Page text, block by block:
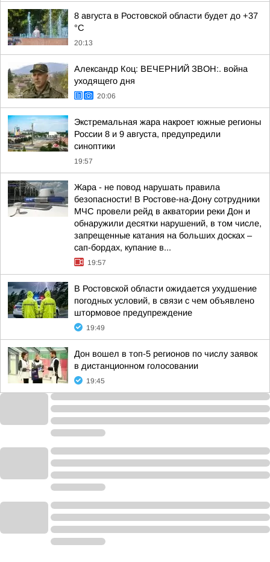
8 августа в Ростовской области будет до +37
°C
20:13
Александр Коц: ВЕЧЕРНИЙ ЗВОН:. война
уходящего дня
20:06
Экстремальная жара накроет южные регионы
России 8 и 9 августа, предупредили
синоптики
19:57
Жара - не повод нарушать правила
безопасности! В Ростове-на-Дону сотрудники
МЧС провели рейд в акватории реки Дон и
обнаружили десятки нарушений, в том числе,
запрещенные катания на больших досках –
сап-бордах, купание в...
19:57
В Ростовской области ожидается ухудшение
погодных условий, в связи с чем объявлено
штормовое предупреждение
19:49
Дон вошел в топ-5 регионов по числу заявок
в дистанционном голосовании
19:45